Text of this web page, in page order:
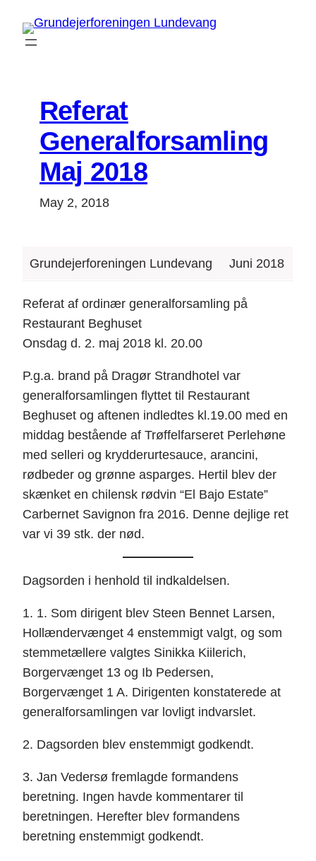
Referat
Generalforsamling
Maj 2018
May 2, 2018
Grundejerforeningen Lundevang Juni 2018
Referat af ordinær generalforsamling på
Restaurant Beghuset
Onsdag d. 2. maj 2018 kl. 20.00
P.g.a. brand på Dragør Strandhotel var
generalforsamlingen flyttet til Restaurant
Beghuset og aftenen indledtes kl.19.00 med en
middag bestående af Trøffelfarseret Perlehøne
med selleri og krydderurtesauce, arancini,
rødbeder og grønne asparges. Hertil blev der
skænket en chilensk rødvin “El Bajo Estate”
Carbernet Savignon fra 2016. Denne dejlige ret
var vi 39 stk. der nød.
Dagsorden i henhold til indkaldelsen.
1. 1. Som dirigent blev Steen Bennet Larsen,
Hollændervænget 4 enstemmigt valgt, og som
stemmetællere valgtes Sinikka Kiilerich,
Borgervænget 13 og Ib Pedersen,
Borgervænget 1 A. Dirigenten konstaterede at
generalforsamlingen var lovligt indvarslet.
2. Dagsorden blev enstemmigt godkendt.
3. Jan Vedersø fremlagde formandens
beretning. Ingen havde kommentarer til
beretningen. Herefter blev formandens
beretning enstemmigt godkendt.